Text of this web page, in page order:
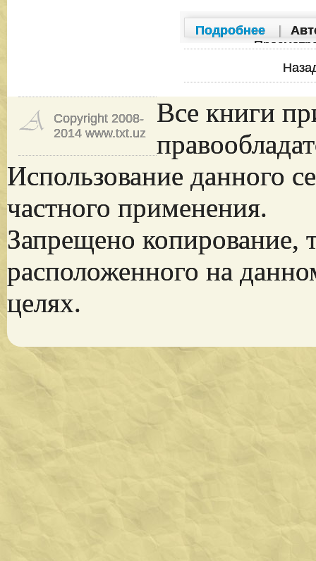
Подробнее
Copyright 2008-
2014 www.txt.uz
Все книги
Использование данного
частного применения.
Запрещено копирование,
расположенного на
целях.